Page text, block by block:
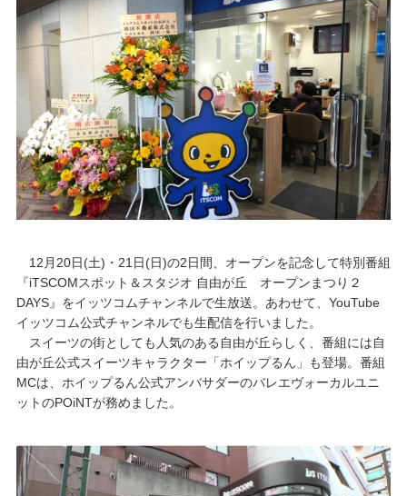
12月20日(土)・21日(日)の2日間、オープンを記念して特別番組
『iTSCOMスポット＆スタジオ 自由が丘 オープンまつり２
DAYS』をイッツコムチャンネルで生放送。あわせて、YouTube
イッツコム公式チャンネルでも生配信を行いました。
スイーツの街としても人気のある自由が丘らしく、番組には自
由が丘公式スイーツキャラクター「ホイップるん」も登場。番組
MCは、ホイップるん公式アンバサダーのバレエヴォーカルユニ
ットのPOiNTが務めました。